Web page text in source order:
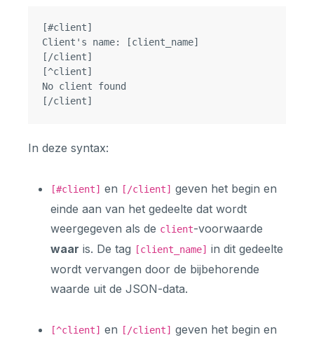
[#client]
Client's name: [client_name]
[/client]
[^client]
No client found
In deze syntax:
[#client] en [/client] geven het begin en
einde aan van het gedeelte dat wordt
weergegeven als de client-voorwaarde
waar is. De tag [client_name] in dit gedeelte
wordt vervangen door de bijbehorende
waarde uit de JSON-data.
[^client] en [/client] geven het begin en